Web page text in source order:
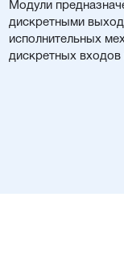
Модули
дискретными
исполнительных
дискретных входов